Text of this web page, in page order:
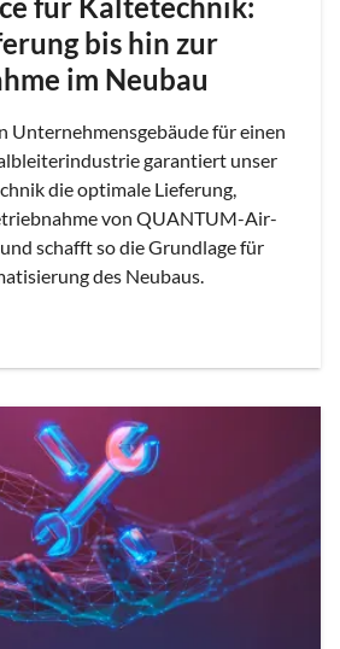
bis hin zur
im Neubau
Unternehmensgebäude für einen
garantiert unser
die optimale Lieferung,
von QUANTUM-Air-
schafft so die Grundlage für
des Neubaus.